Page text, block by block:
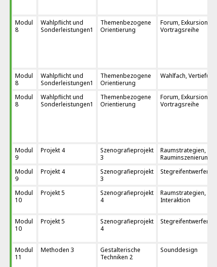
Modul
8
Wahlpflicht und
Sonderleistungen1
Themenbezogene
Orientierung
Forum, Exkursion,
Vortragsreihe
Modul
8
Wahlpflicht und
Sonderleistungen1
Themenbezogene
Orientierung
Wahlfach, Vertiefung
Modul
8
Wahlpflicht und
Sonderleistungen1
Themenbezogene
Orientierung
Forum, Exkursion,
Vortragsreihe
Modul
9
Projekt 4
Szenografieprojekt
3
Raumstrategien,
Rauminszenierung
Modul
9
Projekt 4
Szenografieprojekt
3
Stegreifentwerfen/
Modul
10
Projekt 5
Szenografieprojekt
4
Raumstrategien,
Interaktion
Modul
10
Projekt 5
Szenografieprojekt
4
Stegreifentwerfen/
Modul
11
Methoden 3
Gestalterische
Techniken 2
Sounddesign